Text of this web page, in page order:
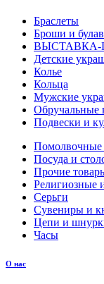
Браслеты
Броши и
Детские
Колье
Кольца
Мужские
Обручальные
Подвески и
Помолвочные
Посуда и
Прочие
Религиозные
Серьги
Сувениры и
Цепи и
Часы
О нас